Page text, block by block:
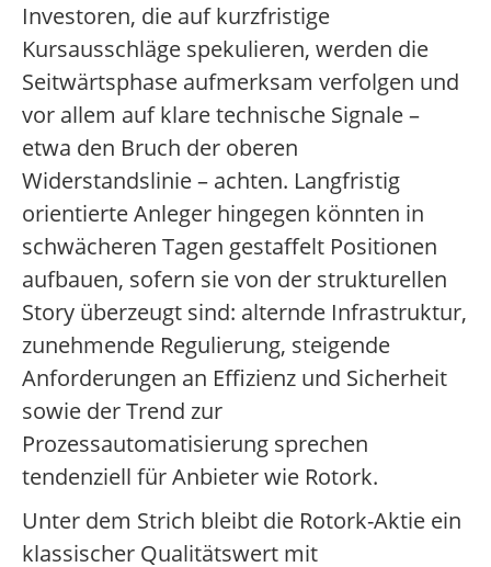
Investoren, die auf kurzfristige
Kursausschläge spekulieren, werden die
Seitwärtsphase aufmerksam verfolgen und
vor allem auf klare technische Signale –
etwa den Bruch der oberen
Widerstandslinie – achten. Langfristig
orientierte Anleger hingegen könnten in
schwächeren Tagen gestaffelt Positionen
aufbauen, sofern sie von der strukturellen
Story überzeugt sind: alternde Infrastruktur,
zunehmende Regulierung, steigende
Anforderungen an Effizienz und Sicherheit
sowie der Trend zur
Prozessautomatisierung sprechen
tendenziell für Anbieter wie Rotork.
Unter dem Strich bleibt die Rotork-Aktie ein
klassischer Qualitätswert mit